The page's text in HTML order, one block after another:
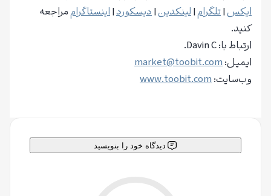
ایکس|تلگرام|لینکدین|دیسکورد|اینستاگراممراجعه
کنید.
ارتباط با: Davin C.
ایمیل:market@toobit.com
وب‌سایت:www.toobit.com
دیدگاه خود را بنویسید